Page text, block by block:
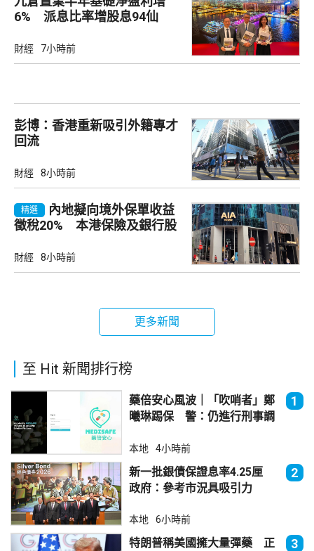
6% 派息比率增股息94仙
財經 7小時前
彭博：香港重新吸引外籍專才
回流
財經 8小時前
精選
內地擬向境外保單收益
徵稅20% 本港保險及銀行股
財經 8小時前
更多新聞
至 Hit 新聞排行榜
藥倍安心風波｜「吹哨者」鄭
曦琳踢保 警：仍進行刑事調
1
本地 4小時前
新一批銀債保證息率4.25厘
政府：參考市況具吸引力
2
本地 6小時前
特朗普稱美國擁大量彈藥 正
3